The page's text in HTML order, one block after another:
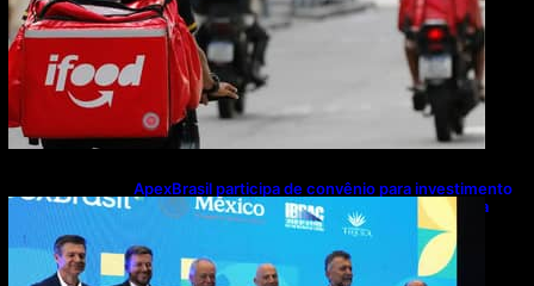
ApexBrasil participa de convênio para investimento
de R$ 2,63 milhões em exportações de cachaça